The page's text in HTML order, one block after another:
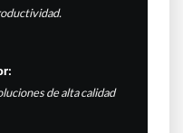
de alta calidad